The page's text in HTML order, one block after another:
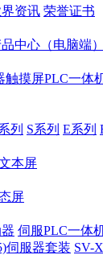
资讯 荣誉证书
中心（电脑端）
触摸屏PLC一体
列 S系列 E系列
本屏
屏
伺服PLC一体
伺服器套装 SV-